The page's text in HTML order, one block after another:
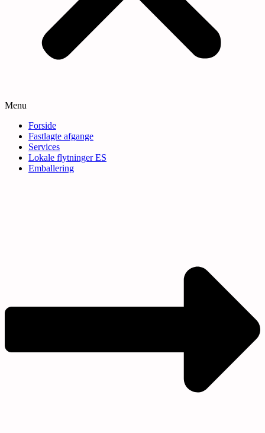
Menu
Forside
Fastlagte afgange
Services
Lokale flytninger ES
Emballering